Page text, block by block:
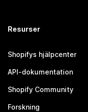
Resurser
Shopifys hjälpcenter
API-dokumentation
Shopify Community
Forskning